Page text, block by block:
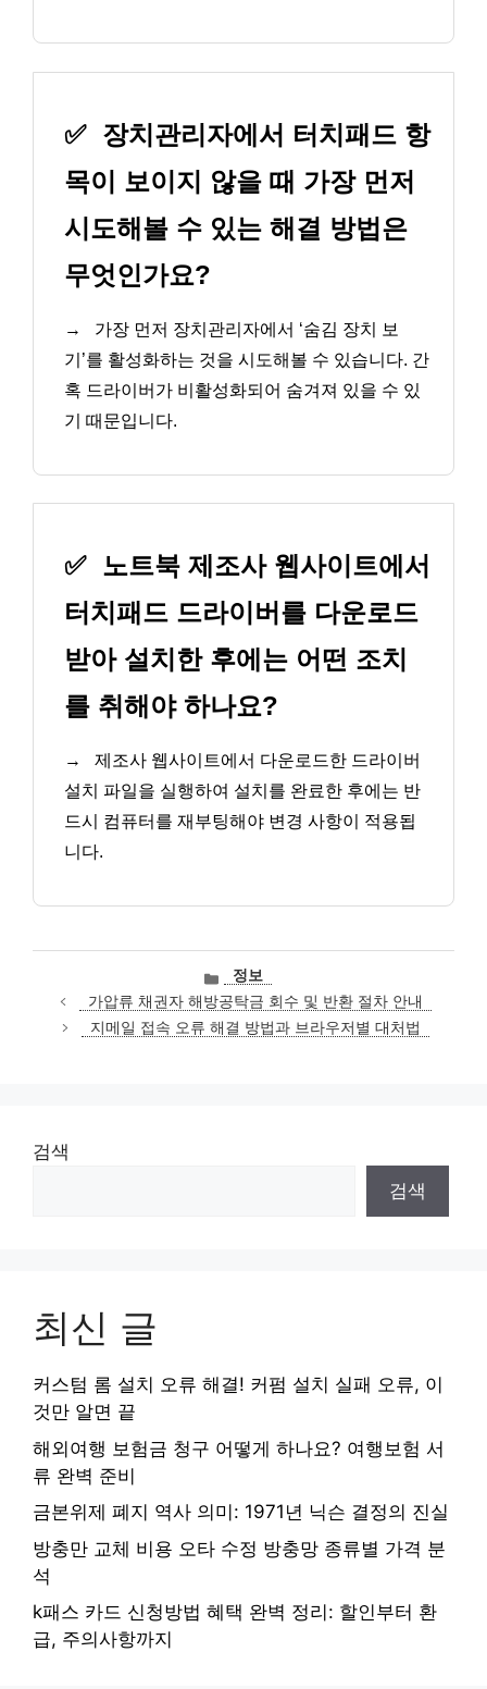
✅ 장치관리자에서 터치패드 항
목이 보이지 않을 때 가장 먼저
시도해볼 수 있는 해결 방법은
무엇인가요?
→
가장 먼저 장치관리자에서 ‘숨김 장치 보
기’를 활성화하는 것을 시도해볼 수 있습니다. 간
혹 드라이버가 비활성화되어 숨겨져 있을 수 있
기 때문입니다.
✅ 노트북 제조사 웹사이트에서
터치패드 드라이버를 다운로드
받아 설치한 후에는 어떤 조치
를 취해야 하나요?
→
제조사 웹사이트에서 다운로드한 드라이버
설치 파일을 실행하여 설치를 완료한 후에는 반
드시 컴퓨터를 재부팅해야 변경 사항이 적용됩
니다.
카
테
고
리
정보
가압류 채권자 해방공탁금 회수 및 반환 절차 안내
지메일 접속 오류 해결 방법과 브라우저별 대처법
검색
검색
최신 글
커스텀 롬 설치 오류 해결! 커펌 설치 실패 오류, 이
것만 알면 끝
해외여행 보험금 청구 어떻게 하나요? 여행보험 서
류 완벽 준비
금본위제 폐지 역사 의미: 1971년 닉슨 결정의 진실
방충만 교체 비용 오타 수정 방충망 종류별 가격 분
석
k패스 카드 신청방법 혜택 완벽 정리: 할인부터 환
급, 주의사항까지